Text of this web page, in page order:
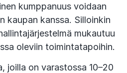
kumppanuus voidaan
kaupan kanssa. Silloinkin
mukautuu
oleviin toimintatapoihin.
joilla on varastossa 10–20